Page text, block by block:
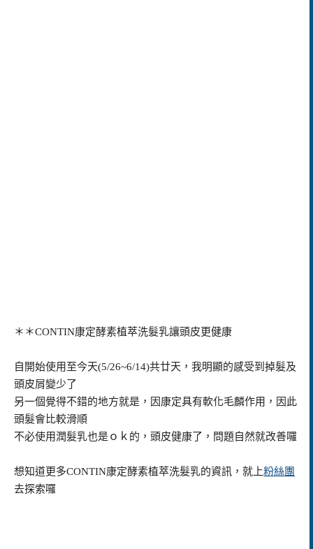
＊＊CONTIN康定酵素植萃洗髮乳讓頭皮更健康
自開始使用至今天(5/26~6/14)共廿天，我明顯的感受到掉髮及
頭皮屑變少了
另一個覺得不錯的地方就是，因康定具有軟化毛麟作用，因此
頭髮會比較滑順
不必使用潤髮乳也是ｏｋ的，頭皮健康了，問題自然就改善囉
想知道更多CONTIN康定酵素植萃洗髮乳的資訊，就上粉絲團
去探索囉